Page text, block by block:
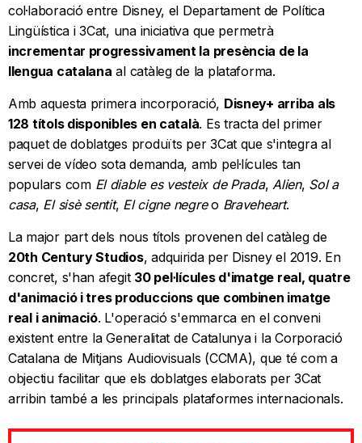
col·laboració entre Disney, el Departament de Política
Lingüística i 3Cat, una iniciativa que permetrà
incrementar progressivament la presència de la
llengua catalana al catàleg de la plataforma.
Amb aquesta primera incorporació, Disney+ arriba als
128 títols disponibles en català. Es tracta del primer
paquet de doblatges produïts per 3Cat que s'integra al
servei de vídeo sota demanda, amb pel·lícules tan
populars com El diable es vesteix de Prada,Alien, Sol a
casa, El sisè sentit, El cigne negreo Braveheart.
La major part dels nous títols provenen del catàleg de
20th Century Studios, adquirida per Disney el 2019. En
concret, s'han afegit 30 pel·lícules d'imatge real, quatre
d'animació i tres produccions que combinen imatge
real i animació. L'operació s'emmarca en el conveni
existent entre la Generalitat de Catalunya i la Corporació
Catalana de Mitjans Audiovisuals (CCMA), que té com a
objectiu facilitar que els doblatges elaborats per 3Cat
arribin també a les principals plataformes internacionals.